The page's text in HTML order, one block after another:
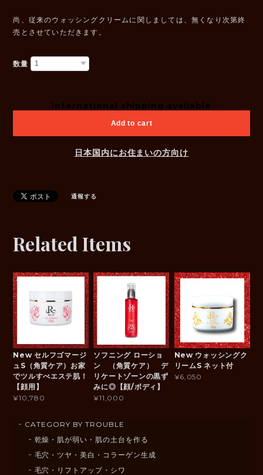
尚、従来のウォッシングクリームに関しましては、無くなり次第終
売とさせていただきます。
数量
International shipping available
Add to cart
日本国内にお住まいの方向け
通報する
Related Items
New セルフゴマージ
ュS（角質ケア）お家
でツルすべエステ肌！
【顔用】
¥10,780
ソフニング ローショ
ン （角質ケア） デ
リケートゾーンの黒ず
みに◎【顔/ボディ】
¥11,000
New ウォッシングク
リームS ネット付
¥6,050
CATEGORY BY TROUBLE
乾燥・肌が弱い・肌の土台を作る
毛穴・ツヤ・美白・コラーゲン生成
毛穴・リフトアップ・シワ